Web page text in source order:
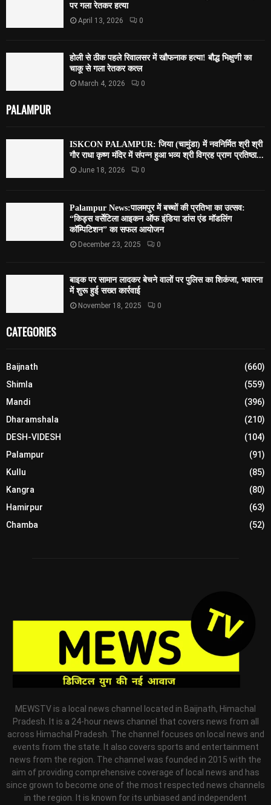
पर गला रेतकर हत्या
April 13, 2026 0
होली से ठीक पहले रिवालसर में खौफनाक हत्या! बौद्ध भिक्षुणी का
चाकू से गला रेतकर कत्ल
March 4, 2026 0
PALAMPUR
ISKCON PALAMPUR: जिया (चामुंडा) में नवनिर्मित श्री श्री
गौर राधा कृष्ण मंदिर में संपन्न हुआ भव्य श्री विग्रह प्राण प्रतिष्ठा...
June 18, 2026 0
Palampur News:पालमपुर में बच्चों की प्रतिभा का उत्सव:
“किड्स वर्सेटिला आइकन ऑफ इंडिया डांस एंड मॉडलिंग
कॉम्पिटिशन” का सफल आयोजन
December 23, 2025 0
बाइक पर सामान लादकर बेचने वालों पर पुलिस का शिकंजा, भवारना
में शुरू हुई सख्त कार्रवाई
November 18, 2025 0
CATEGORIES
Baijnath
(660)
Shimla
(559)
Mandi
(396)
Dharamshala
(210)
DESH-VIDESH
(104)
Palampur
(91)
Kullu
(85)
Kangra
(80)
Hamirpur
(63)
Chamba
(52)
MEWSTV is a local news channel located in Baijnath, Himachal
Pradesh. It is a 24-hour news channel that covers news from all
across Himachal Pradesh. The channel focuses on local news and
events from the state. It also covers sports and entertainment
news from the region. The channel was founded in 2015 with the
aim of providing comprehensive coverage of local news and has
since grown to become one of the most respected news channels
in the region. It is known for its unbiased and independent